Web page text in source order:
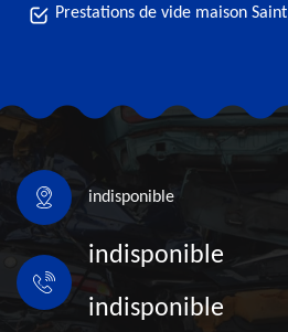
Prestations de vide maison
indisponible
indisponible
indisponible